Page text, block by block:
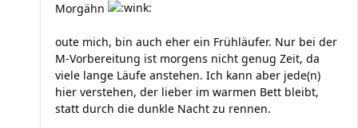
Morgähn
oute mich, bin auch eher ein Frühläufer. Nur bei der
M-Vorbereitung ist morgens nicht genug Zeit, da
viele lange Läufe anstehen. Ich kann aber jede(n)
hier verstehen, der lieber im warmen Bett bleibt,
statt durch die dunkle Nacht zu rennen.